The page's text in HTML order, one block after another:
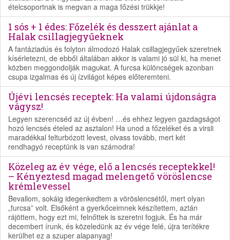
ételcsoportnak is megvan a maga főzési trükkje!
1 sós + 1 édes: Főzelék és desszert ajánlat a
Halak csillagjegyűeknek
A fantáziadús és folyton álmodozó Halak csillagjegyűek szeretnek
kísérletezni, de ebből általában akkor is valami jó sül ki, ha menet
közben meggondolják magukat. A furcsa különcségek azonban
csupa izgalmas és új ízvilágot képes előteremteni.
Újévi lencsés receptek: Ha valami újdonságra
vágysz!
Legyen szerencséd az új évben! …és ehhez legyen gazdagságot
hozó lencsés ételed az asztalon! Ha unod a főzeléket és a virsli
maradékkal felturbózott levest, olvass tovább, mert két
rendhagyó receptünk is van számodra!
Közeleg az év vége, elő a lencsés receptekkel!
– Kényeztesd magad melengető vöröslencse
krémlevessel
Bevallom, sokáig idegenkedtem a vöröslencsétől, mert olyan
„furcsa” volt. Elsőként a gyerkőceimnek készítettem, aztán
rájöttem, hogy ezt mi, felnőttek is szeretni fogjuk. És ha már
decembert írunk, és közeledünk az év vége felé, újra terítékre
kerülhet ez a szuper alapanyag!